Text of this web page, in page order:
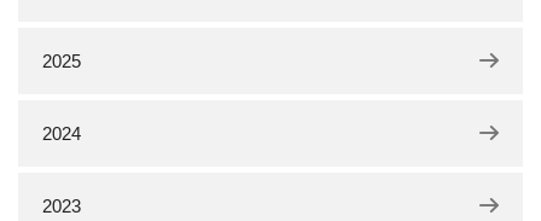
2025
2024
2023